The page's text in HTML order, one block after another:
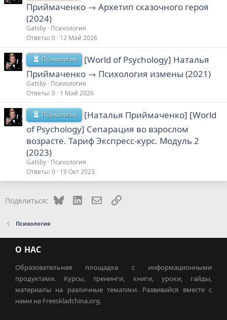
Приймаченко → Архетип сказочного героя
(2024)
Gatsby Психология
Ответы 0 12 Май 2026
Психология
[World of Psychology] Наталья
Приймаченко → Психология измены (2021)
Gatsby Психология
Ответы 0 1 Май 2026
Психология
[Наталья Приймаченко] [World
of Psychology] Сепарация во взрослом
возрасте. Тариф Экспресс-курс. Модуль 2
(2023)
Gatsby Психология
Ответы 0 19 Окт 2023
Поделиться: Bluesky LinkedInЭлектронная почта
Ссылка
Психология
О НАС
Образовательная площадка с информационными
продуктами. Курсы, тренинги, книги, уроки, гайды,
материалы на различные тематики. Развивайся вместе с
нами на Freeskladchina.org.